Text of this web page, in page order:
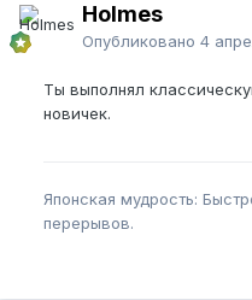
Holmes
Опубликовано 4
Ты выполнял
новичек.
Японская мудрость:
перерывов.